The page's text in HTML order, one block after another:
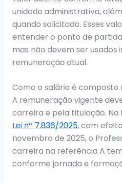
unidade administrativa,
quando solicitado. Esses
entender o ponto de
mas não devem ser
remuneração atual.
Como o salário é composto
A remuneração vigente
carreira e pela titulação.
Lei nº 7.836/2025, com
novembro de 2025, o
carreira na referência A
conforme jornada e